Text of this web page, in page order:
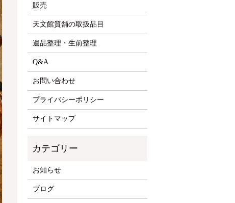
販売
天文館質舗の取扱品目
遺品整理・生前整理
Q&A
お問い合わせ
プライバシーポリシー
サイトマップ
お知らせ
ブログ